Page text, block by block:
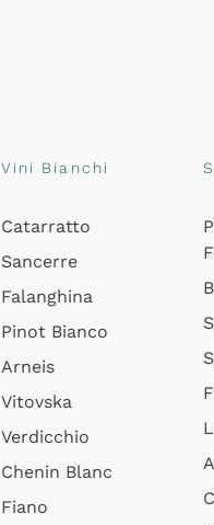
Vini Bianchi
Catarratto
Sancerre
Falanghina
Pinot Bianco
Arneis
Vitovska
Verdicchio
Chenin Blanc
Fiano